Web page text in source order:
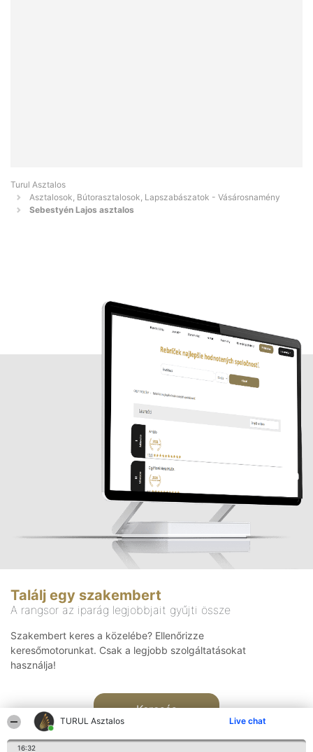
TURUL Asztalos Live chat
16:32
Turul Asztalos
Asztalosok, Bútorasztalosok, Lapszabászatok - Vásárosnamény
Sebestyén Lajos asztalos
Találj egy szakembert
A rangsor az iparág legjobbjait gyűjti össze
Szakembert keres a közelébe? Ellenőrizze
keresőmotorunkat. Csak a legjobb szolgáltatásokat
használja!
Keresés